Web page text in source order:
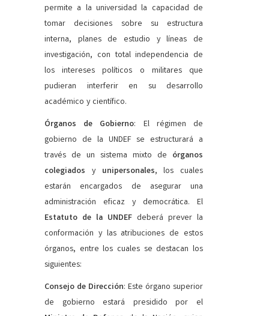
permite a la universidad la capacidad de
tomar decisiones sobre su estructura
interna, planes de estudio y líneas de
investigación, con total independencia de
los intereses políticos o militares que
pudieran interferir en su desarrollo
académico y científico.
Órganos de Gobierno: El régimen de
gobierno de la UNDEF se estructurará a
través de un sistema mixto de órganos
colegiados y unipersonales, los cuales
estarán encargados de asegurar una
administración eficaz y democrática. El
Estatuto de la UNDEF deberá prever la
conformación y las atribuciones de estos
órganos, entre los cuales se destacan los
siguientes:
Consejo de Dirección: Este órgano superior
de gobierno estará presidido por el